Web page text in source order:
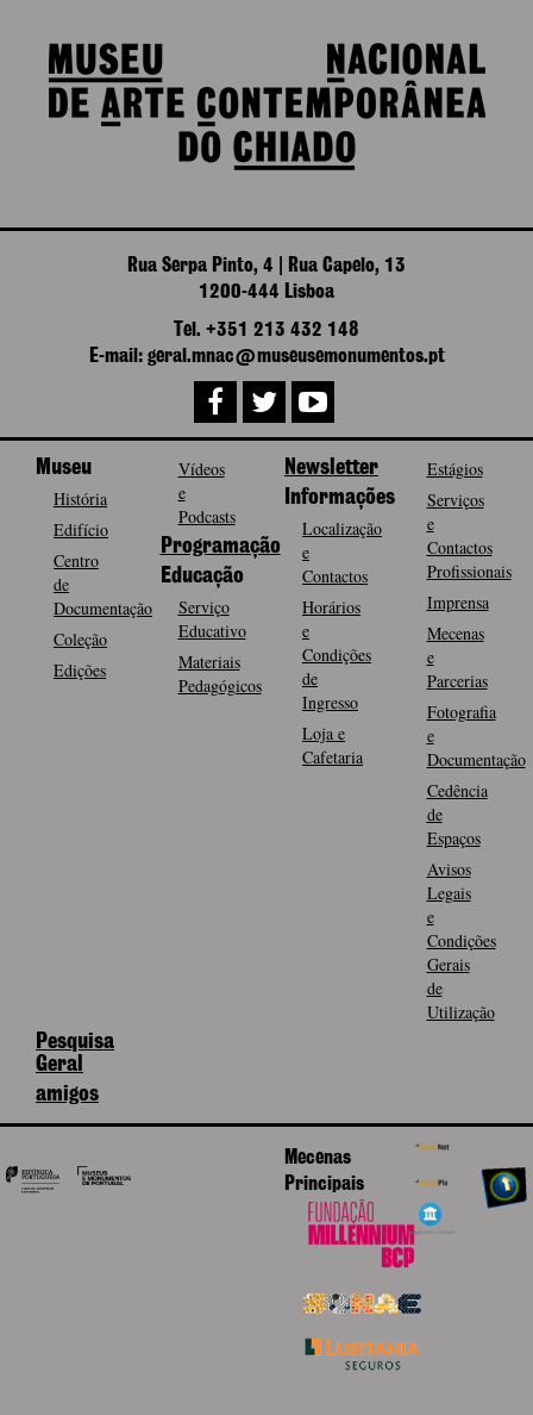
Rua Serpa Pinto, 4 | Rua Capelo, 13
1200-444 Lisboa
Tel. +351 213 432 148
E-mail: geral.mnac@museusemonumentos.pt
Museu
História
Edifício
Centro
de
Documentação
Coleção
Edições
Vídeos
e
Podcasts
Programação
Educação
Serviço
Educativo
Materiais
Pedagógicos
Newsletter
Informações
Localização
e
Contactos
Horários
e
Condições
de
Ingresso
Loja e
Cafetaria
Estágios
Serviços
e
Contactos
Profissionais
Imprensa
Mecenas
e
Parcerias
Fotografia
e
Documentação
Cedência
de
Espaços
Avisos
Legais
e
Condições
Gerais
de
Utilização
Pesquisa
Geral
amigos
Mecenas
Principais